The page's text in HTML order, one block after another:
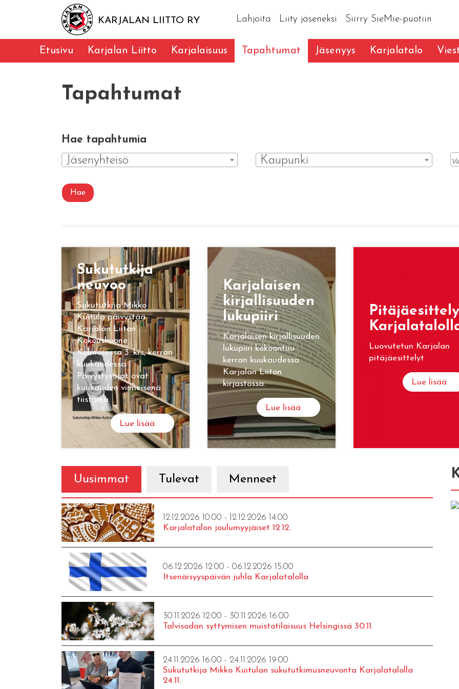
KARJALAN LIITTO RY Lahjoita Liity jäseneksi Siirry SieMie-puotiin
Etusivu Karjalan Liitto Karjalaisuus Tapahtumat Jäsenyys Karjalatalo
Tapahtumat
Hae tapahtumia
Jäsenyhteisö Kaupunki
Hae
Su­ku­tut­ki­ja
neu­voo
Sukututkija Mikko
Kuitula päivystää
Karjalan Liiton
Kokoushuone
Kolmosessa 3. krs, kerran
kuukaudessa.
Päivystysajat ovat
kuukauden viimeisenä
tiistaina.
Lue lisää
Kar­ja­lai­sen
kir­jal­li­suu­den
lu­ku­pii­ri
Karjalaisen kirjallisuuden
lukupiiri kokoontuu
kerran kuukaudessa
Karjalan Liiton
kirjastossa.
Lue lisää
Luovutetun Karjalan
pitäjäesittelyt
Lue lisää
Uusimmat Tulevat Menneet
12.12.2026 10:00 - 12.12.2026 14:00
Karjalatalon joulumyyjäiset 12.12.
06.12.2026 12:00 - 06.12.2026 15:00
Itsenäisyyspäivän juhla Karjalatalolla
30.11.2026 12:00 - 30.11.2026 16:00
Talvisodan syttymisen muistotilaisuus Helsingissä 30.11.
24.11.2026 16:00 - 24.11.2026 19:00
Sukututkija Mikko Kuitulan sukututkimusneuvonta Karjalatalolla
24.11.